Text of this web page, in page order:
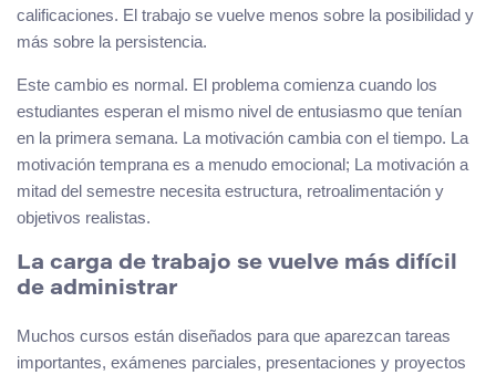
calificaciones. El trabajo se vuelve menos sobre la posibilidad y
más sobre la persistencia.
Este cambio es normal. El problema comienza cuando los
estudiantes esperan el mismo nivel de entusiasmo que tenían
en la primera semana. La motivación cambia con el tiempo. La
motivación temprana es a menudo emocional; La motivación a
mitad del semestre necesita estructura, retroalimentación y
objetivos realistas.
La carga de trabajo se vuelve más difícil
de administrar
Muchos cursos están diseñados para que aparezcan tareas
importantes, exámenes parciales, presentaciones y proyectos